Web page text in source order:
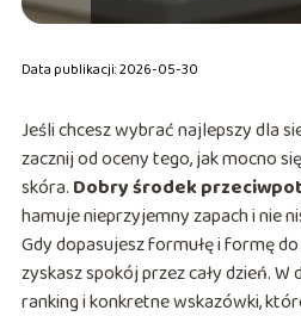
Data publikacji: 2026-05-30
Jeśli chcesz wybrać najlepszy dla
zacznij od oceny tego, jak mocno
skóra. Dobry środek
hamuje nieprzyjemny zapach i nie
Gdy dopasujesz formułę i formę
zyskasz spokój przez cały dzień. W
ranking i konkretne wskazówki,